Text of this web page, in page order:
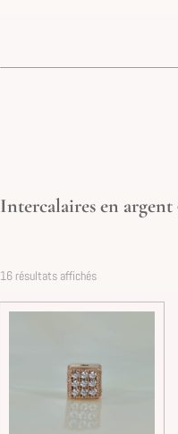
Intercalaires en argent
16 résultats affichés